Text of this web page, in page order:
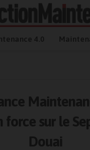
4.0
force sur le
Douai